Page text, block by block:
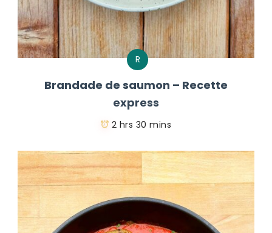
R
Brandade de saumon – Recette
express
2 hrs 30 mins